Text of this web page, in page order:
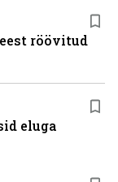
röövitud
eluga